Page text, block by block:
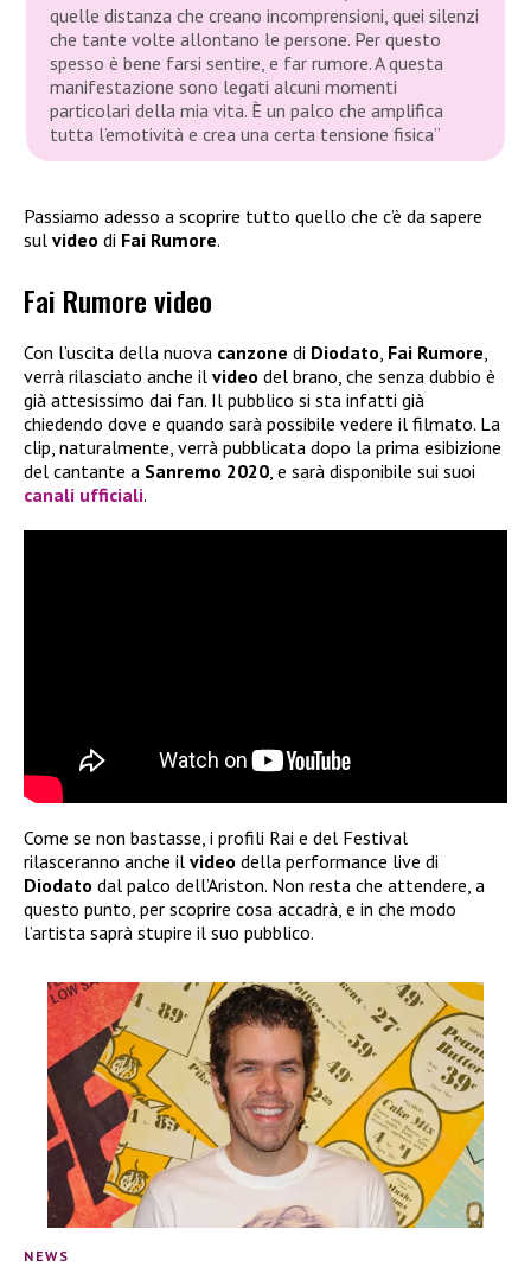
quelle distanza che creano incomprensioni, quei silenzi
che tante volte allontano le persone. Per questo
spesso è bene farsi sentire, e far rumore. A questa
manifestazione sono legati alcuni momenti
particolari della mia vita. È un palco che amplifica
tutta l’emotività e crea una certa tensione fisica”
Passiamo adesso a scoprire tutto quello che c’è da sapere
sul video di Fai Rumore.
Fai Rumore video
Con l’uscita della nuova canzone di Diodato Fai Rumore
verrà rilasciato anche il video del brano, che senza dubbio è
già attesissimo dai fan. Il pubblico si sta infatti già
chiedendo dove e quando sarà possibile vedere il filmato. La
clip, naturalmente, verrà pubblicata dopo la prima esibizione
del cantante a Sanremo 2020 , e sarà disponibile sui suoi
canali ufficiali.
Come se non bastasse, i profili Rai e del Festival
rilasceranno anche il video della performance live di
Diodato dal palco dell’Ariston. Non resta che attendere, a
questo punto, per scoprire cosa accadrà, e in che modo
l’artista saprà stupire il suo pubblico.
NEWS